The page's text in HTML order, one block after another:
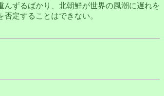
ずるばかり、北朝鮮が世界の風潮に遅れを
定することはできない。